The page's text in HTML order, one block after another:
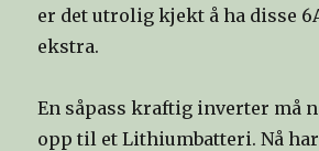
er det utrolig kjekt å ha disse
ekstra.
En såpass kraftig inverter må
opp til et Lithiumbatteri. Nå